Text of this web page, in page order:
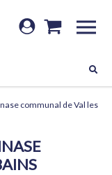
communal de Val les